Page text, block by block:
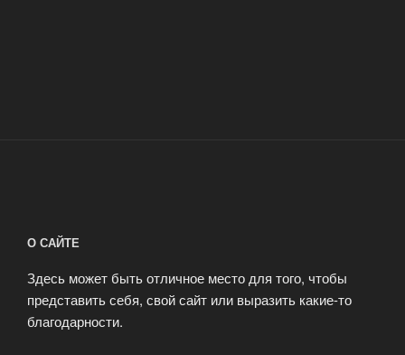
О САЙТЕ
Здесь может быть отличное место для того, чтобы
представить себя, свой сайт или выразить какие-то
благодарности.